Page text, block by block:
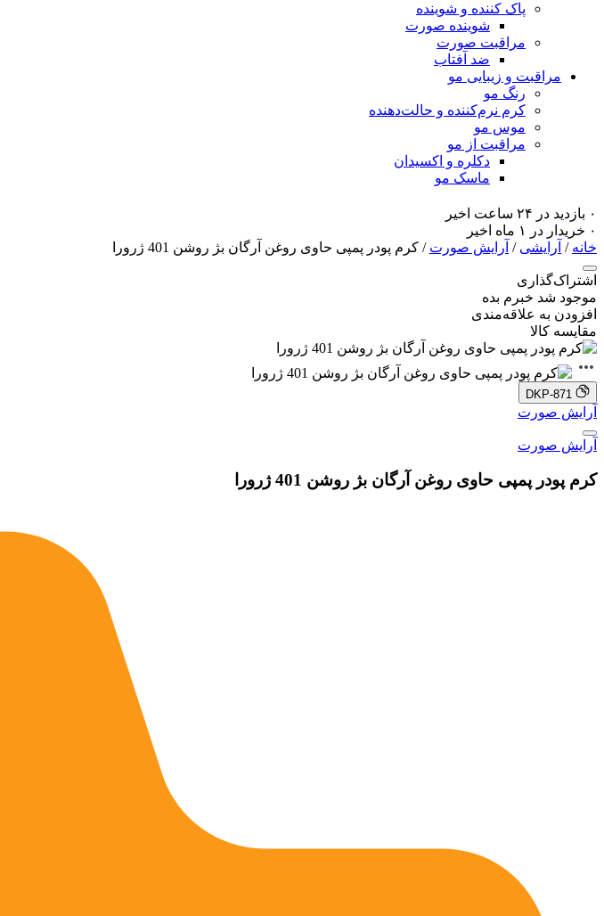
پاک کننده و شوینده
شوینده صورت
مراقبت صورت
ضد آفتاب
مراقبت و زیبایی مو
رنگ مو
کرم نرم‌کننده و حالت‌دهنده
موس مو
مراقبت از مو
دکلره و اکسیدان
ماسک مو
۰ بازدید در ۲۴ ساعت اخیر
۰ خریدار در ۱ ماه اخیر
خانه / آرایشی / آرایش صورت / کرم پودر پمپی حاوی روغن آرگان بژ روشن 401 ژرورا
اشتراک‌گذاری
موجود شد خبرم بده
افزودن به علاقه‌مندی
مقایسه کالا
DKP-871
آرایش صورت
آرایش صورت
کرم پودر پمپی حاوی روغن آرگان بژ روشن 401 ژرورا